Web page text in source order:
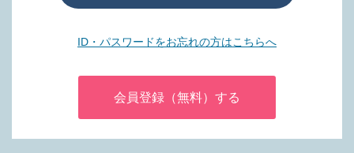
ID・パスワードをお忘れの方はこちらへ
会員登録（無料）する